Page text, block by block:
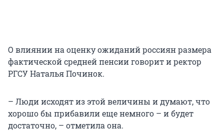
О влиянии на оценку ожиданий россиян размера
фактической средней пенсии говорит и ректор
РГСУ Наталья Починок.
– Люди исходят из этой величины и думают, что
хорошо бы прибавили еще немного – и будет
достаточно, – отметила она.